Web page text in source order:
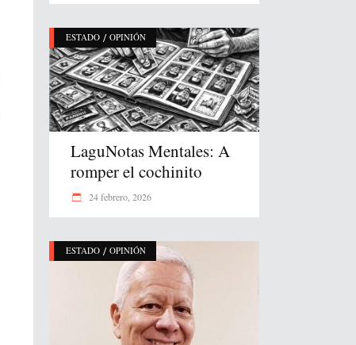
ESTADO / OPINIÓN
LaguNotas Mentales: A
romper el cochinito
24 febrero, 2026
ESTADO / OPINIÓN